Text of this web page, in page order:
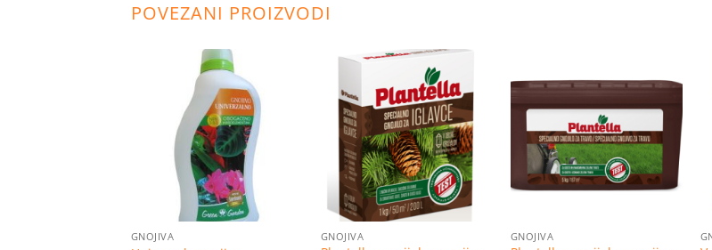
POVEZANI PROIZVODI
GNOJIVA
Dodaj
na
listu
želja
GNOJIVA
na
želja
GNOJIVA